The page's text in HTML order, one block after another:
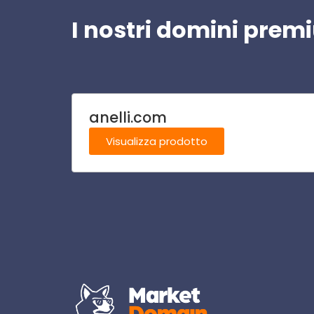
I nostri domini
anelli.com
Visualizza prodotto